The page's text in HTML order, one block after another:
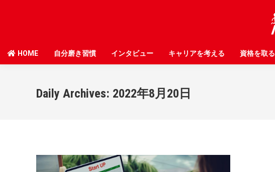
HOME 自分磨き習慣 インタビュー キャリアを考える 資格を取る
Daily Archives: 2022年8月20日
HOME 自分磨き習慣 インタビュー キャリアを考える 資格を取る